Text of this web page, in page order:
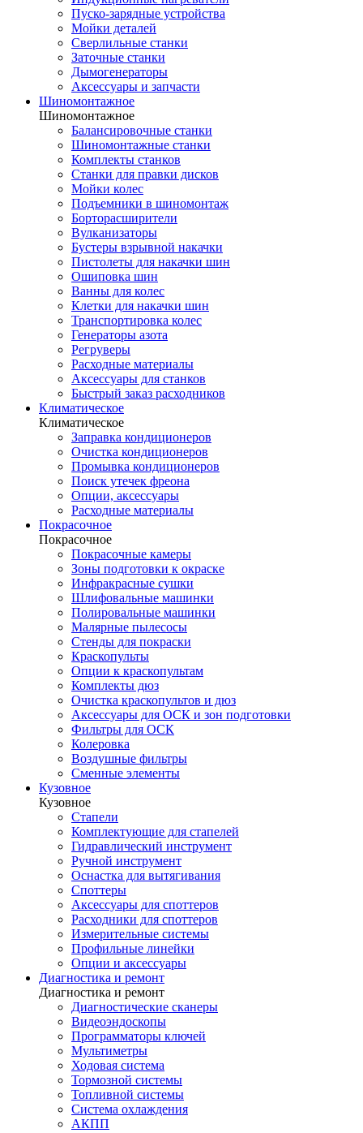
Пуско-зарядные устройства
Мойки деталей
Сверлильные станки
Заточные станки
Дымогенераторы
Аксессуары и запчасти
Шиномонтажное
Шиномонтажное
Балансировочные станки
Шиномонтажные станки
Комплекты станков
Станки для правки дисков
Мойки колес
Подъемники в шиномонтаж
Борторасширители
Вулканизаторы
Бустеры взрывной накачки
Пистолеты для накачки шин
Ошиповка шин
Ванны для колес
Клетки для накачки шин
Транспортировка колес
Генераторы азота
Регруверы
Расходные материалы
Аксессуары для станков
Быстрый заказ расходников
Климатическое
Климатическое
Заправка кондиционеров
Очистка кондиционеров
Промывка кондиционеров
Поиск утечек фреона
Опции, аксессуары
Расходные материалы
Покрасочное
Покрасочное
Покрасочные камеры
Зоны подготовки к окраске
Инфракрасные сушки
Шлифовальные машинки
Полировальные машинки
Малярные пылесосы
Стенды для покраски
Краскопульты
Опции к краскопультам
Комплекты дюз
Очистка краскопультов и дюз
Аксессуары для ОСК и зон подготовки
Фильтры для ОСК
Колеровка
Воздушные фильтры
Сменные элементы
Кузовное
Кузовное
Стапели
Комплектующие для стапелей
Гидравлический инструмент
Ручной инструмент
Оснастка для вытягивания
Споттеры
Аксессуары для споттеров
Расходники для споттеров
Измерительные системы
Профильные линейки
Опции и аксессуары
Диагностика и ремонт
Диагностика и ремонт
Диагностические сканеры
Видеоэндоскопы
Программаторы ключей
Мультиметры
Ходовая система
Тормозной системы
Топливной системы
Система охлаждения
АКПП